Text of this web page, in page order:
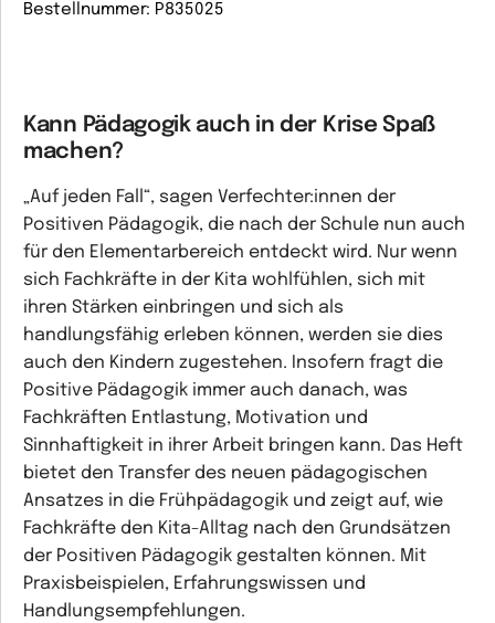
Bestellnummer: P835025
Kann Pädagogik auch in der Krise Spaß
machen?
„Auf jeden Fall“, sagen Verfechter:innen der
Positiven Pädagogik, die nach der Schule nun auch
für den Elementarbereich entdeckt wird. Nur wenn
sich Fachkräfte in der Kita wohlfühlen, sich mit
ihren Stärken einbringen und sich als
handlungsfähig erleben können, werden sie dies
auch den Kindern zugestehen. Insofern fragt die
Positive Pädagogik immer auch danach, was
Fachkräften Entlastung, Motivation und
Sinnhaftigkeit in ihrer Arbeit bringen kann. Das Heft
bietet den Transfer des neuen pädagogischen
Ansatzes in die Frühpädagogik und zeigt auf, wie
Fachkräfte den Kita-Alltag nach den Grundsätzen
der Positiven Pädagogik gestalten können. Mit
Praxisbeispielen, Erfahrungswissen und
Handlungsempfehlungen.